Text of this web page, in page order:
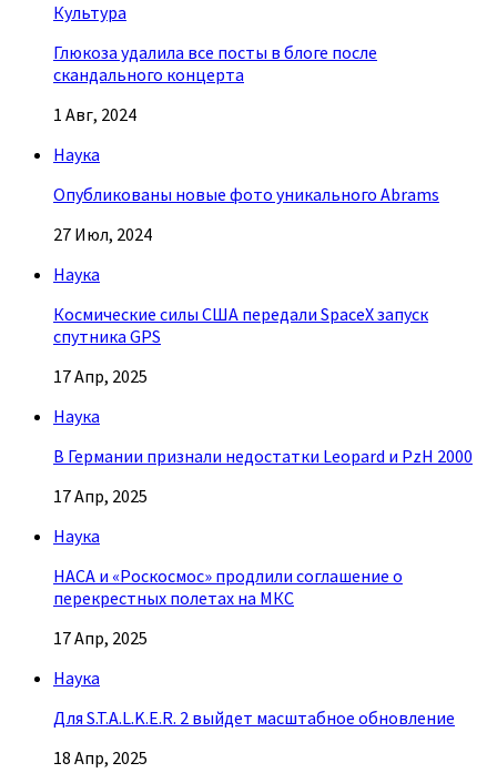
Культура
Глюкоза удалила все посты в блоге после
скандального концерта
1 Авг, 2024
Наука
Опубликованы новые фото уникального Abrams
27 Июл, 2024
Наука
Космические силы США передали SpaceX запуск
спутника GPS
17 Апр, 2025
Наука
В Германии признали недостатки Leopard и PzH 2000
17 Апр, 2025
Наука
НАСА и «Роскосмос» продлили соглашение о
перекрестных полетах на МКС
17 Апр, 2025
Наука
Для S.T.A.L.K.E.R. 2 выйдет масштабное обновление
18 Апр, 2025